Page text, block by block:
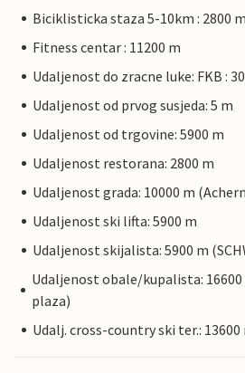
Biciklisticka staza 5-10km : 2800 m
Fitness centar : 11200 m
Udaljenost do zracne luke: FKB :
Udaljenost od prvog susjeda: 5 m
Udaljenost od trgovine: 5900 m
Udaljenost restorana: 2800 m
Udaljenost grada: 10000 m
Udaljenost ski lifta: 5900 m
Udaljenost skijalista: 5900 m
Udaljenost obale/kupalista:
plaza)
Udalj. cross-country ski ter.: 13600